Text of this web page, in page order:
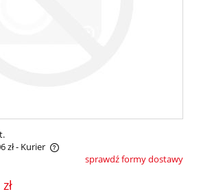
zł- Kurier
kosztów płatności
sprawdź formy dostawy